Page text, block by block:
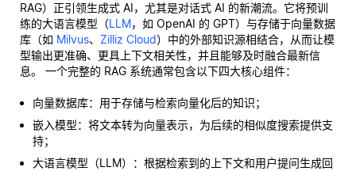
RAG）正引领生成式 AI，尤其是对话式 AI 的新潮流。它将预训
练的大语言模型（LLM，如 OpenAI 的 GPT）与存储于向量数据
库（如 Milvus、 Zilliz Cloud）中的外部知识源相结合，从而让模
型输出更准确、更具上下文相关性，并且能够及时融合最新信
息。 一个完整的 RAG 系统通常包含以下四大核心组件：
向量数据库：用于存储与检索向量化后的知识；
嵌入模型：将文本转为向量表示，为后续的相似度搜索提供支
持；
大语言模型（LLM）：根据检索到的上下文和用户提问生成回